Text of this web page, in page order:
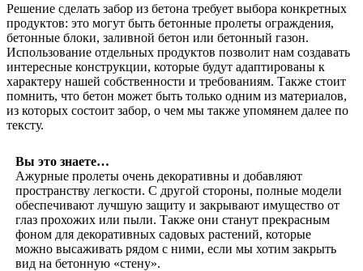
Решение сделать забор из бетона требует выбора конкретных
продуктов: это могут быть бетонные пролеты ограждения,
бетонные блоки, заливной бетон или бетонный газон.
Использование отдельных продуктов позволит нам создавать
интересные конструкции, которые будут адаптированы к
характеру нашей собственности и требованиям. Также стоит
помнить, что бетон может быть только одним из материалов,
из которых состоит забор, о чем мы также упомянем далее по
тексту.
Вы это знаете…
Ажурные пролеты очень декоративны и добавляют
пространству легкости. С другой стороны, полные модели
обеспечивают лучшую защиту и закрывают имущество от
глаз прохожих или пыли. Также они станут прекрасным
фоном для декоративных садовых растений, которые
можно высаживать рядом с ними, если мы хотим закрыть
вид на бетонную «стену».